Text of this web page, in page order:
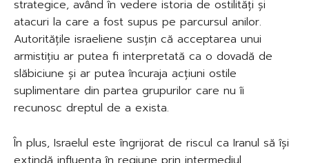
strategice, având în vedere istoria de ostilități și
atacuri la care a fost supus pe parcursul anilor.
Autoritățile israeliene susțin că acceptarea unui
armistițiu ar putea fi interpretată ca o dovadă de
slăbiciune și ar putea încuraja acțiuni ostile
suplimentare din partea grupurilor care nu îi
recunosc dreptul de a exista.
În plus, Israelul este îngrijorat de riscul ca Iranul să își